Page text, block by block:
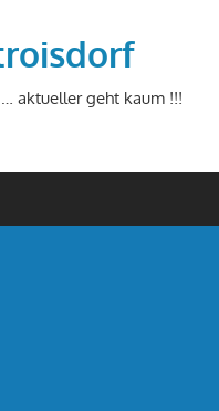
aktueller geht kaum !!!